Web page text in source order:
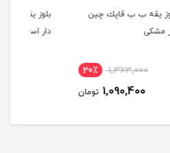
بلوز یقه ب ب قاپك چين
1,363,000
1,090,400